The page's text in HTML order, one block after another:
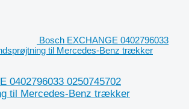
Bosch EXCHANGE 0402796033
til Mercedes-Benz trækker
0402796033 0250745702
til Mercedes-Benz trækker